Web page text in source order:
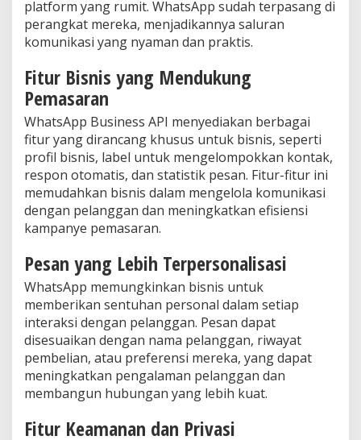
platform yang rumit. WhatsApp sudah terpasang di
perangkat mereka, menjadikannya saluran
komunikasi yang nyaman dan praktis.
Fitur Bisnis yang Mendukung
Pemasaran
WhatsApp Business API menyediakan berbagai
fitur yang dirancang khusus untuk bisnis, seperti
profil bisnis, label untuk mengelompokkan kontak,
respon otomatis, dan statistik pesan. Fitur-fitur ini
memudahkan bisnis dalam mengelola komunikasi
dengan pelanggan dan meningkatkan efisiensi
kampanye pemasaran.
Pesan yang Lebih Terpersonalisasi
WhatsApp memungkinkan bisnis untuk
memberikan sentuhan personal dalam setiap
interaksi dengan pelanggan. Pesan dapat
disesuaikan dengan nama pelanggan, riwayat
pembelian, atau preferensi mereka, yang dapat
meningkatkan pengalaman pelanggan dan
membangun hubungan yang lebih kuat.
Fitur Keamanan dan Privasi